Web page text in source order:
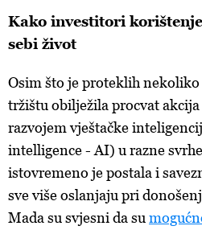
Kako investitori
sebi život
Osim što je proteklih
tržištu obilježila procvat
razvojem vještačke
intelligence - AI) u razne
istovremeno je postala i
sve više oslanjaju pri
Mada su svjesni da su